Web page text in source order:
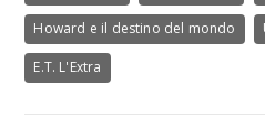
Howard e il destino del mondo
E.T. L'Extra